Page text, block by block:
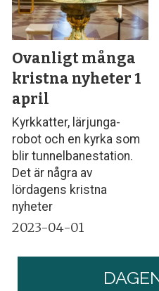
Ovanligt många
kristna nyheter 1
april
Kyrkkatter, lärjunga-
robot och en kyrka som
blir tunnelbanestation.
Det är några av
lördagens kristna
nyheter
2023-04-01